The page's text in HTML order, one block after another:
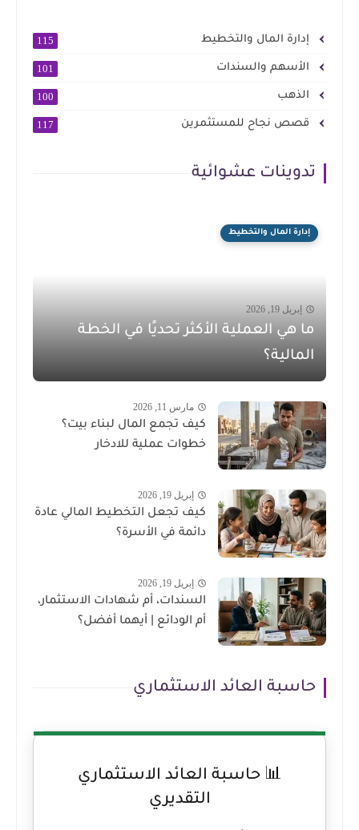
إدارة المال والتخطيط 115
الأسهم والسندات 101
الذهب 100
قصص نجاح للمستثمرين 117
تدوينات عشوائية
إدارة المال والتخطيط
إبريل 19, 2026
ما هي العملية الأكثر تحديًا في الخطة
المالية؟
مارس 11, 2026
كيف تجمع المال لبناء بيت؟
خطوات عملية للادخار
إبريل 19, 2026
كيف تجعل التخطيط المالي عادة
دائمة في الأسرة؟
إبريل 19, 2026
السندات، أم شهادات الاستثمار،
أم الودائع | أيهما أفضل؟
حاسبة العائد الاستثماري
📊 حاسبة العائد الاستثماري
التقديري